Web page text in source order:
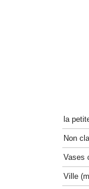
la
Non
Vases
Ville